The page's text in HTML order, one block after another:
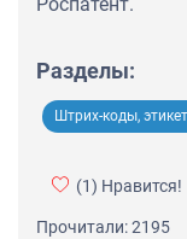
Разделы:
Штрих-коды,
(1) Нравится!
Прочитали: 2195